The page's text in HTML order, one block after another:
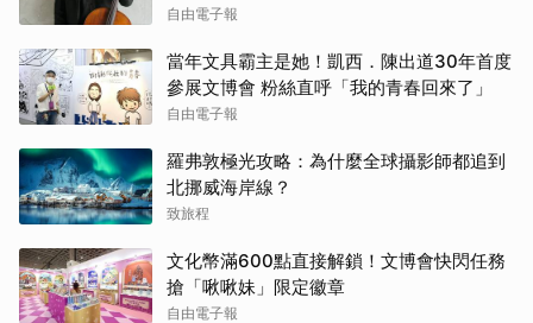
自由電子報
當年文具霸主是她！凱西．陳出道30年首度
參展文博會 粉絲直呼「我的青春回來了」
自由電子報
羅弗敦極光攻略：為什麼全球攝影師都追到
北挪威海岸線？
致旅程
文化幣滿600點直接解鎖！文博會快閃任務
搶「啾啾妹」限定徽章
自由電子報